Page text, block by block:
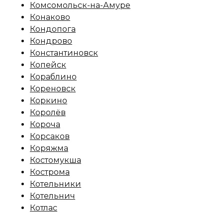
Комсомольск-на-Амуре
Конаково
Кондопога
Кондрово
Константиновск
Копейск
Кораблино
Кореновск
Коркино
Королёв
Короча
Корсаков
Коряжма
Костомукша
Кострома
Котельники
Котельнич
Котлас